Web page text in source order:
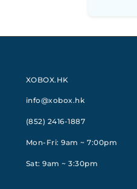
XOBOX.HK
info@xobox.hk
(852) 2416-1887
Mon-Fri: 9am ~ 7:00pm
Sat: 9am ~ 3:30pm